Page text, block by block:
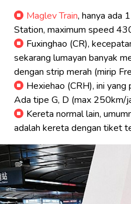
Maglev Train, hanya ada
Station, maximum speed
Fuxinghao (CR),
sekarang lumayan banyak
dengan strip merah (mirip
Hexiehao (CRH), ini
Ada tipe G, D (max 250km/
Kereta normal lain,
adalah kereta dengan tiket